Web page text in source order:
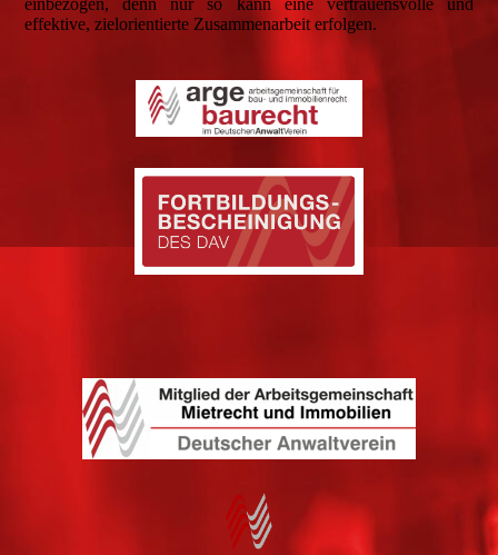
einbezogen, denn nur so kann eine vertrauensvolle und
effektive, zielorientierte Zusammenarbeit erfolgen.